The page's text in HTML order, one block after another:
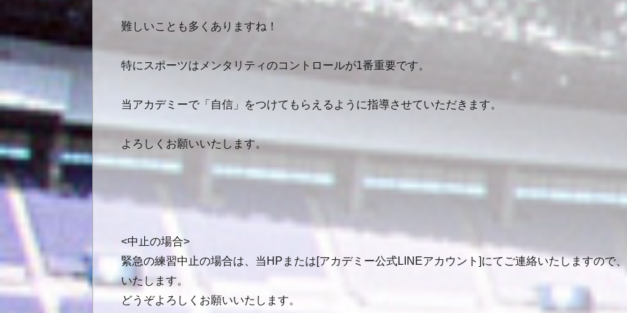
難しいことも多くありますね！
特にスポーツはメンタリティのコントロールが1番重要です。
当アカデミーで「自信」をつけてもらえるように指導させていただきます。
よろしくお願いいたします。
<中止の場合>
緊急の練習中止の場合は、当HPまたは[アカデミー公式LINEアカウント]にてご連絡いたしますので
いたします。
どうぞよろしくお願いいたします。